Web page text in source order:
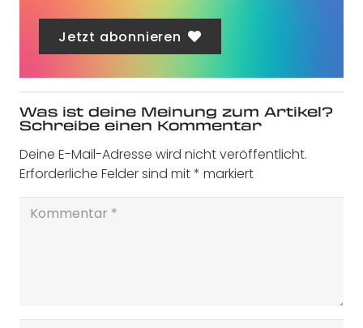
Jetzt abonnieren
Was ist deine Meinung zum Artikel?
Schreibe einen Kommentar
Deine E-Mail-Adresse wird nicht veröffentlicht.
Erforderliche Felder sind mit* markiert